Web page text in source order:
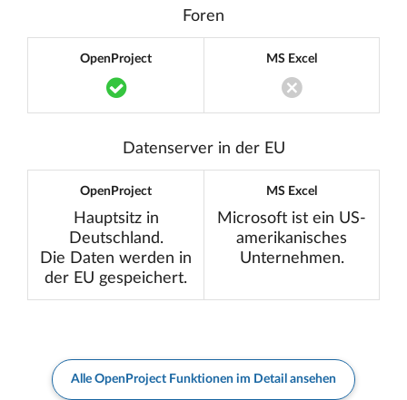
Foren
OpenProject
Translation missing:
MS Excel
Translation
Datenserver in der EU
OpenProject
Hauptsitz in
Deutschland.
Die Daten werden in
der EU gespeichert.
MS Excel
Microsoft ist ein US-
amerikanisches
Unternehmen.
Alle OpenProject Funktionen im Detail ansehen